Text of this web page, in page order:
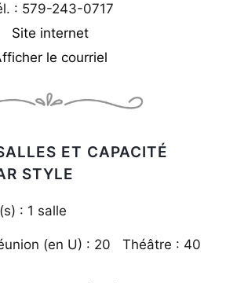
: 579-243-0717
Site internet
le courriel
ET CAPACITÉ
STYLE
: 1 salle
(en U) : 20 Théâtre : 40